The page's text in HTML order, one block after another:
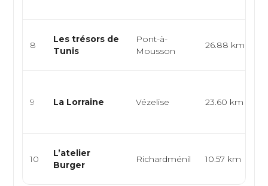
8
Les trésors de
Tunis
Pont-à-
Mousson
26.88 km
9 La Lorraine Vézelise 23.60 km
10
L’atelier
Burger
Richardménil 10.57 km